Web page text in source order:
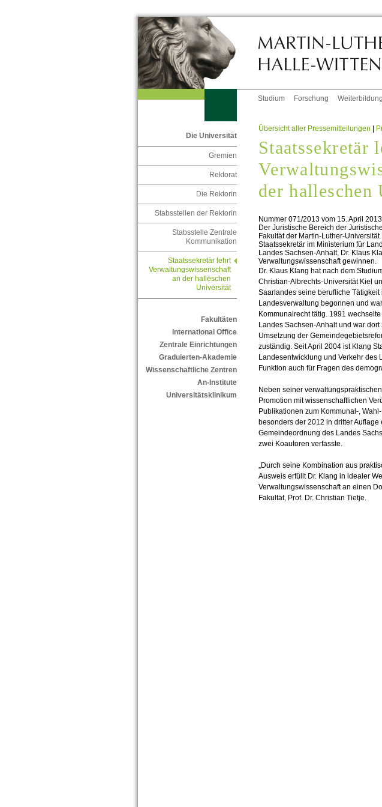
Studium Forschung Weiterbildung
Die Universität
Gremien
Rektorat
Die Rektorin
Stabsstellen der Rektorin
Stabsstelle Zentrale
Kommunikation
Staatssekretär lehrt
Verwaltungswissenschaft
an der halleschen
Universität
Fakultäten
International Office
Zentrale Einrichtungen
Graduierten-Akademie
Wissenschaftliche Zentren
An-Institute
Universitätsklinikum
Übersicht aller Pressemitteilungen |
Staatssekretär
der halleschen
Nummer 071/2013 vom 15. April 2013
Der Juristische Bereich der
Fakultät der Martin-Luther-
Staatssekretär im Ministerium für
Landes Sachsen-Anhalt, Dr. Klaus
Verwaltungswissenschaft gewinnen.
Dr. Klaus Klang hat nach dem
Christian-Albrechts-Universität Kiel
Saarlandes seine berufliche
Landesverwaltung begonnen und
Kommunalrecht tätig. 1991
Landes Sachsen-Anhalt und war
Umsetzung der
zuständig. Seit April 2004 ist Klang
Landesentwicklung und Verkehr des
Funktion auch für Fragen des
Neben seiner
Promotion mit wissenschaftlichen
Publikationen zum Kommunal-,
besonders der 2012 in dritter
Gemeindeordnung des Landes
zwei Koautoren verfasste.
„Durch seine Kombination aus
Ausweis erfüllt Dr. Klang in idealer
Verwaltungswissenschaft an einen
Fakultät, Prof. Dr. Christian Tietje.